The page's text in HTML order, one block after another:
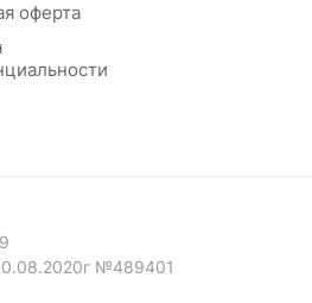
оферта
№489401